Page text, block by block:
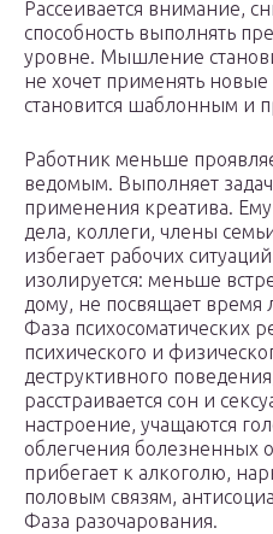
Рассеивается внимание,
способность выполнять
уровне. Мышление
не хочет применять
становится шаблонным и
Работник меньше
ведомым. Выполняет
применения креатива.
дела, коллеги, члены
избегает рабочих
изолируется: меньше
дому, не посвящает
Фаза психосоматических
психического и
деструктивного
расстраивается сон и
настроение, учащаются
облегчения болезненных
прибегает к алкоголю,
половым связям,
Фаза разочарования.